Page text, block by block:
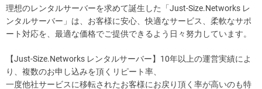
理想のレンタルサーバーを求めて誕生した「Just-Size.Networks レ
ンタルサーバー」は、お客様に安心、快適なサービス、柔軟なサポ
ート対応を、最適な価格でご提供できるよう日々努力しています。
【Just-Size.Networks レンタルサーバー】10年以上の運営実績によ
り、複数のお申し込みを頂くリピート率、
一度他社サービスに移転されたお客様にお戻り頂く率が高いのも特